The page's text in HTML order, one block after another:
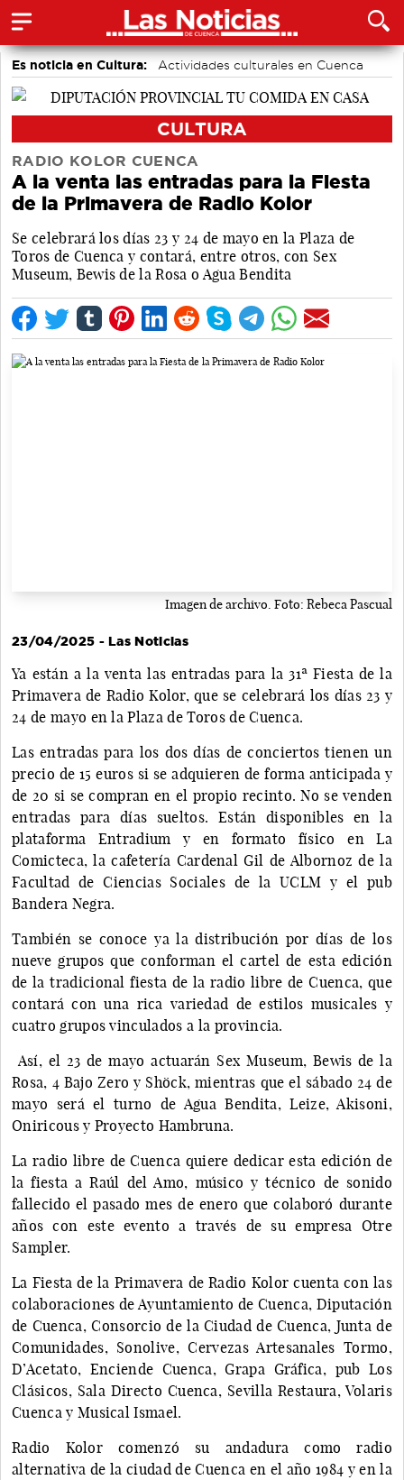
Es noticia en Cultura: Actividades culturales en Cuenca
CULTURA
RADIO KOLOR CUENCA
A la venta las entradas para la Fiesta
de la Primavera de Radio Kolor
Se celebrará los días 23 y 24 de mayo en la Plaza de
Toros de Cuenca y contará, entre otros, con Sex
Museum, Bewis de la Rosa o Agua Bendita
Imagen de archivo. Foto: Rebeca Pascual
23/04/2025 - Las Noticias
Ya están a la venta las entradas para la 31ª Fiesta de la
Primavera de Radio Kolor, que se celebrará los días 23 y
24 de mayo en la Plaza de Toros de Cuenca.
Las entradas para los dos días de conciertos tienen un
precio de 15 euros si se adquieren de forma anticipada y
de 20 si se compran en el propio recinto. No se venden
entradas para días sueltos. Están disponibles en la
plataforma Entradium y en formato físico en La
Comicteca, la cafetería Cardenal Gil de Albornoz de la
Facultad de Ciencias Sociales de la UCLM y el pub
Bandera Negra.
También se conoce ya la distribución por días de los
nueve grupos que conforman el cartel de esta edición
de la tradicional fiesta de la radio libre de Cuenca, que
contará con una rica variedad de estilos musicales y
cuatro grupos vinculados a la provincia.
Así, el 23 de mayo actuarán Sex Museum, Bewis de la
Rosa, 4 Bajo Zero y Shöck, mientras que el sábado 24 de
mayo será el turno de Agua Bendita, Leize, Akisoni,
Oniricous y Proyecto Hambruna.
La radio libre de Cuenca quiere dedicar esta edición de
la fiesta a Raúl del Amo, músico y técnico de sonido
fallecido el pasado mes de enero que colaboró durante
años con este evento a través de su empresa Otre
Sampler.
La Fiesta de la Primavera de Radio Kolor cuenta con las
colaboraciones de Ayuntamiento de Cuenca, Diputación
de Cuenca, Consorcio de la Ciudad de Cuenca, Junta de
Comunidades, Sonolive, Cervezas Artesanales Tormo,
D’Acetato, Enciende Cuenca, Grapa Gráfica, pub Los
Clásicos, Sala Directo Cuenca, Sevilla Restaura, Volaris
Cuenca y Musical Ismael.
Radio Kolor comenzó su andadura como radio
alternativa de la ciudad de Cuenca en el año 1984 y en la